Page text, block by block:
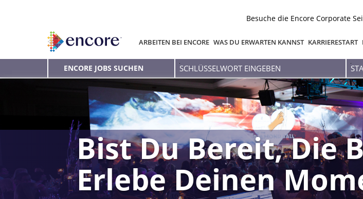
Besuche die Encore Corporate
ARBEITEN BEI ENCORE WAS DU ERWARTEN KANNST KARRIERESTART
ENCORE JOBS SUCHEN
Schlüsselwort
eingeben
Bist Du Bereit, Die
Erlebe Deinen